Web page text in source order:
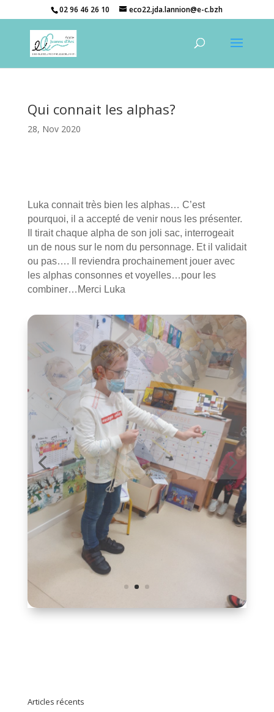
02 96 46 26 10 eco22.jda.lannion@e-c.bzh
Qui connait les alphas?
28, Nov 2020
Luka connait très bien les alphas… C’est
pourquoi, il a accepté de venir nous les présenter.
Il tirait chaque alpha de son joli sac, interrogeait
un de nous sur le nom du personnage. Et il validait
ou pas…. Il reviendra prochainement jouer avec
les alphas consonnes et voyelles…pour les
combiner…Merci Luka
Articles récents